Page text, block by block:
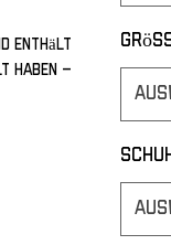
enthält
haben –